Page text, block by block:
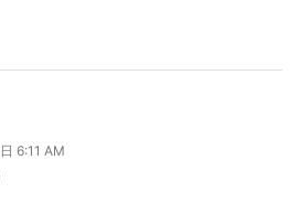
6:11 AM